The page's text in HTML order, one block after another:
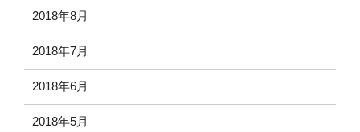
2018年8月
2018年7月
2018年6月
2018年5月